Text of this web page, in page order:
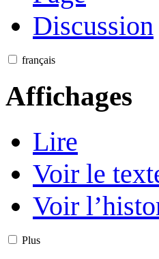
Discussion
français
Affichages
Lire
Voir le
Voir
Plus